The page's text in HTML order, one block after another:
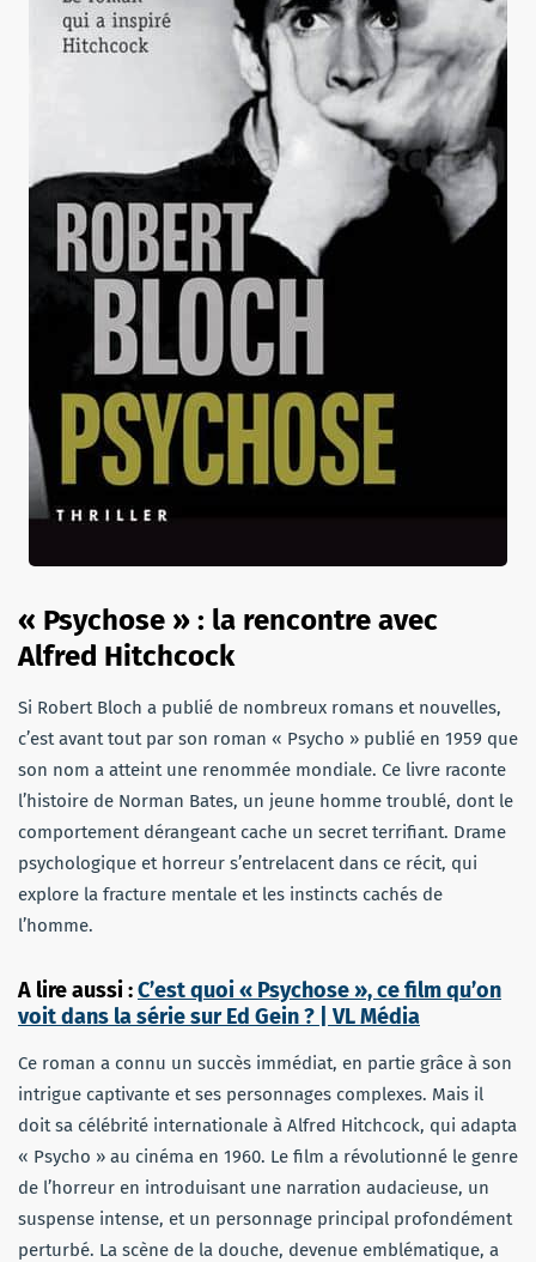
« Psychose » : la rencontre avec
Alfred Hitchcock
Si Robert Bloch a publié de nombreux romans et nouvelles,
c’est avant tout par son roman « Psycho » publié en 1959 que
son nom a atteint une renommée mondiale. Ce livre raconte
l’histoire de Norman Bates, un jeune homme troublé, dont le
comportement dérangeant cache un secret terrifiant. Drame
psychologique et horreur s’entrelacent dans ce récit, qui
explore la fracture mentale et les instincts cachés de
l’homme.
A lire aussi :C’est quoi « Psychose », ce film qu’on
voit dans la série sur Ed Gein ? | VL Média
Ce roman a connu un succès immédiat, en partie grâce à son
intrigue captivante et ses personnages complexes. Mais il
doit sa célébrité internationale à Alfred Hitchcock, qui adapta
« Psycho » au cinéma en 1960. Le film a révolutionné le genre
de l’horreur en introduisant une narration audacieuse, un
suspense intense, et un personnage principal profondément
perturbé. La scène de la douche, devenue emblématique, a